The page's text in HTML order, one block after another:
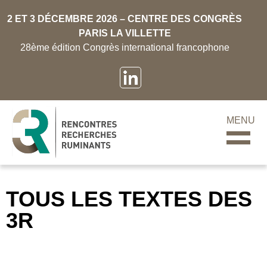
2 ET 3 DÉCEMBRE 2026 – CENTRE DES CONGRÈS
PARIS LA VILLETTE
28ème édition Congrès international francophone
MENU
TOUS LES TEXTES DES
3R